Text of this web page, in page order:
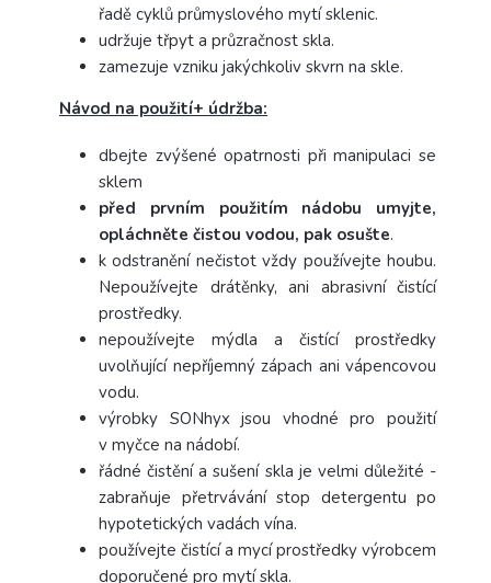
řadě cyklů průmyslového mytí sklenic.
udržuje třpyt a průzračnost skla.
zamezuje vzniku jakýchkoliv skvrn na skle.
Návod na použití+ údržba:
dbejte zvýšené opatrnosti při manipulaci se
sklem
před prvním použitím nádobu umyjte,
opláchněte čistou vodou, pak osušte.
k odstranění nečistot vždy používejte houbu.
Nepoužívejte drátěnky, ani abrasivní čistící
prostředky.
nepoužívejte mýdla a čistící prostředky
uvolňující nepříjemný zápach ani vápencovou
vodu.
výrobky SONhyx jsou vhodné pro použití
v myčce na nádobí.
řádné čistění a sušení skla je velmi důležité -
zabraňuje přetrvávání stop detergentu po
hypotetických vadách vína.
používejte čistící a mycí prostředky výrobcem
doporučené pro mytí skla.